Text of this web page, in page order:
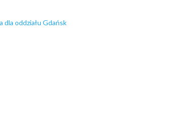
dla oddziału Gdańsk